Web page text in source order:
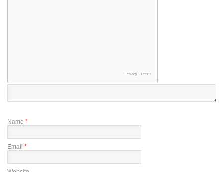
Name *
Email *